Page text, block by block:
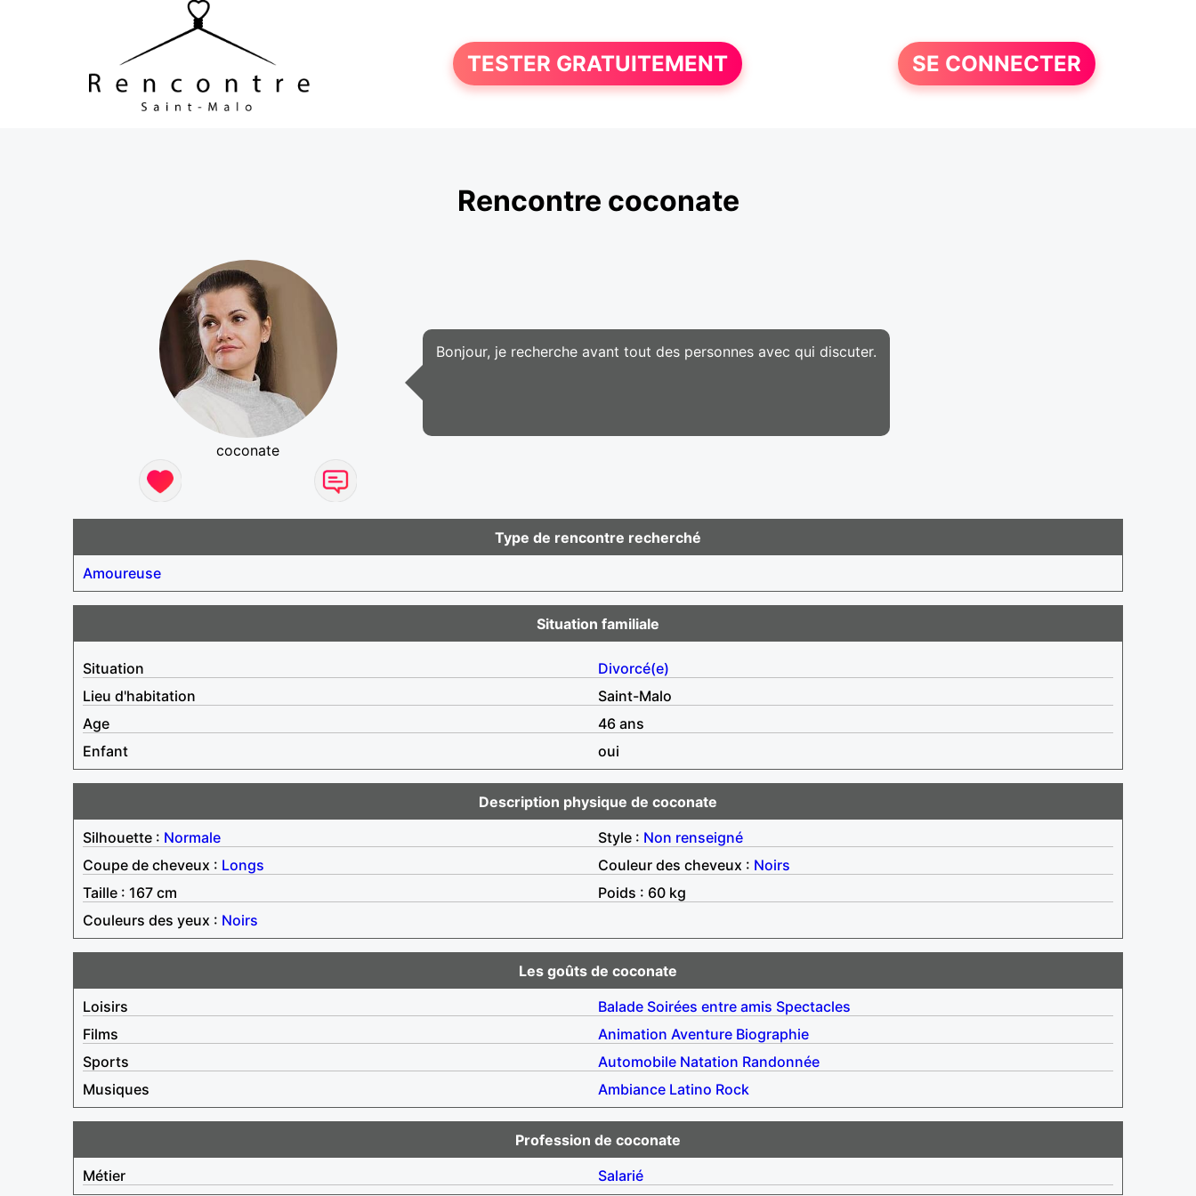
TESTER GRATUITEMENT SE CONNECTER
Rencontre coconate
coconate
Bonjour, je recherche avant tout des personnes avec qui discuter.
Type de rencontre recherché
Amoureuse
Situation familiale
Situation
Divorcé(e)
Lieu d'habitation
Saint-Malo
Age
46 ans
Enfant
oui
Description physique de coconate
Silhouette : Normale Style : Non renseigné
Coupe de cheveux : Longs Couleur des cheveux : Noirs
Taille : 167 cm
Poids : 60 kg
Couleurs des yeux : Noirs
Les goûts de coconate
Loisirs
Balade Soirées entre amis Spectacles
Films
Animation Aventure Biographie
Sports
Automobile Natation Randonnée
Musiques
Ambiance Latino Rock
Profession de coconate
Métier
Salarié